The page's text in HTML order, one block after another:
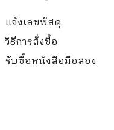
แจ้งเลขพัสดุ
วิธีการสั่งซื้อ
รับซื้อหนังสือมือสอง